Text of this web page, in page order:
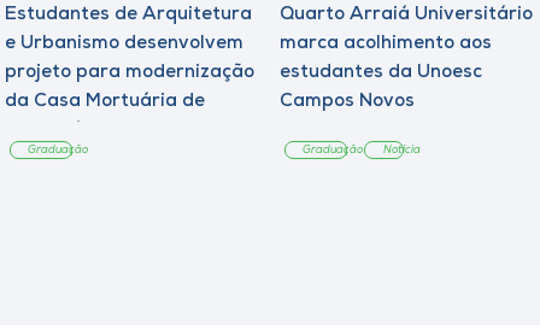
Estudantes de Arquitetura
e Urbanismo desenvolvem
projeto para modernização
da Casa Mortuária de
Graduação
Quarto Arraiá Universitário
marca acolhimento aos
estudantes da Unoesc
Campos Novos
Graduação Notícia